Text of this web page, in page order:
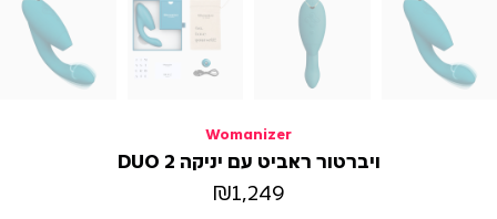
Womanizer
ויברטור ראביט עם יניקה DUO 2
₪1,249